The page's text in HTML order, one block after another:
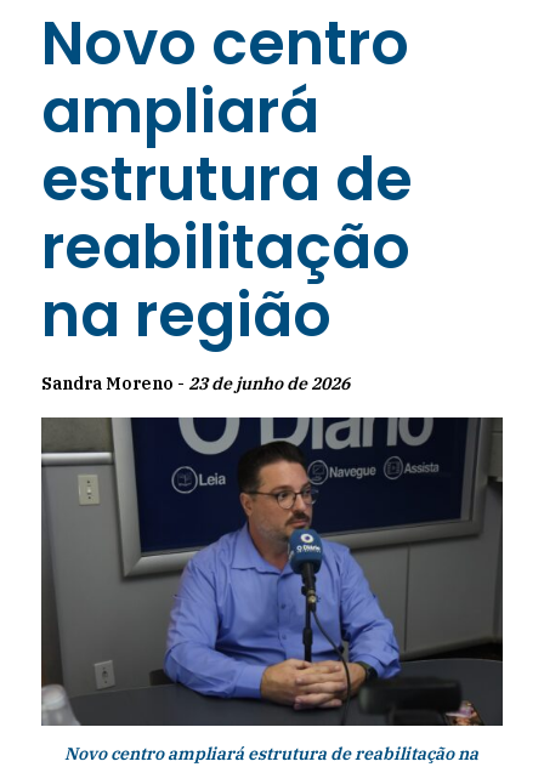
Novo centro
ampliará
estrutura de
reabilitação
na região
Sandra Moreno - 23 de junho de 2026
Novo centro ampliará estrutura de reabilitação na